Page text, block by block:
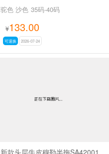
驼色 沙色 35码-40码
¥133.00
可退换 2026-07-24
新款头层牛皮穆勒半拖SA42001